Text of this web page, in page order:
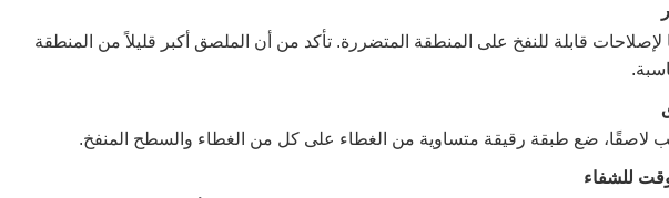
قابلة للنفخ على المنطقة المتضررة. تأكد من أن الملصق أكبر قليلاً من المنطقة
لاصقًا، ضع طبقة رقيقة متساوية من الغطاء على كل من الغطاء والسطح المنفخ.
للشفاء